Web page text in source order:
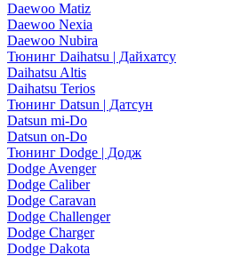
Daewoo Matiz
Daewoo Nexia
Daewoo Nubira
Тюнинг Daihatsu | Дайхатсу
Daihatsu Altis
Daihatsu Terios
Тюнинг Datsun | Датсун
Datsun mi-Do
Datsun on-Do
Тюнинг Dodge | Додж
Dodge Avenger
Dodge Caliber
Dodge Caravan
Dodge Challenger
Dodge Charger
Dodge Dakota